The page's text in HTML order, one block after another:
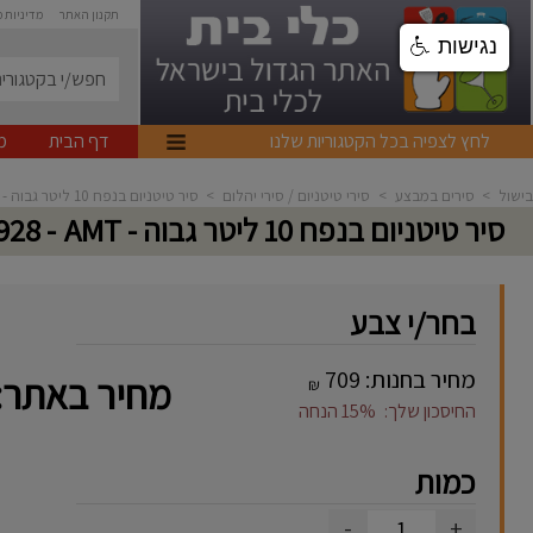
תקנון האתר
לחץ לצפיה בכל הקטגוריות שלנו דף הבית
בישול > סירים במבצע > סירי טיטניום / סירי יהלום > סיר טיטניום בנפח 10 ליטר גבוה - AMT
סיר טיטניום בנפח 10 ליטר גבוה - AMT - 928
בחר/י צבע
מחיר בחנות: ₪
החיסכון שלך: 15%הנחה מחיר
כמות
נגישות